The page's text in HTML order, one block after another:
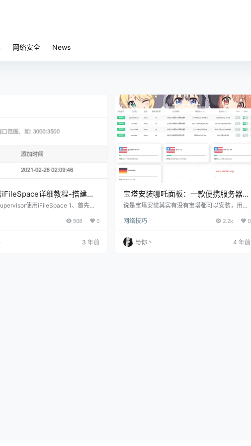
网络安全 News
iFileSpace详细教程-搭建
网盘教程-云盘教程
使用iFileSpace 1、首先在
，上传目录可以根据您的需求自己确
没显示(或许我之后会优化)，可在终
508 0
3 年前
宝塔安装哪吒面板：一款便携服务器状
态监控面板
说是宝塔安装其实有没有宝塔都可以安装，用宝
验非常不错。 哪吒面板：服务期状态监控，被动
ode-exporter 那种主动拉取的方式。） 1、简介
项目：https://github.com/naiba/nezha 演示：
网络技巧 2.2k 0
与你丶 4 年前